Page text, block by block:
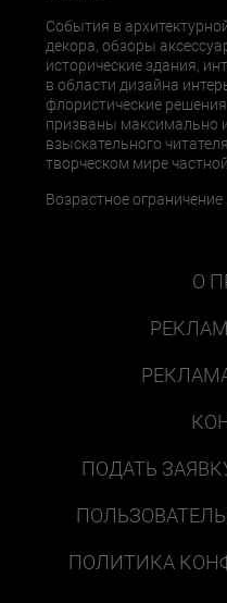
События в
декора, обзоры
исторические здания,
в области дизайна
флористические
призваны максимально
взыскательного
творческом мире
Возрастное ограничение
О
ПОДАТЬ
ПОЛИТИКА